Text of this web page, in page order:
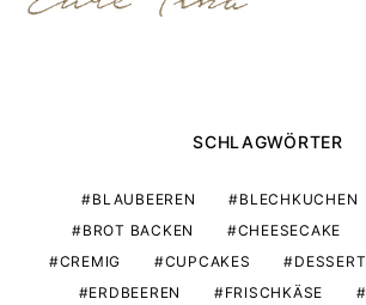
SCHLAGWÖRTER
BLAUBEEREN BLECHKUCHEN
BROT BACKEN
CHEESECAKE
CREMIG
CUPCAKES DESSERT
ERDBEEREN
FRISCHKÄSE